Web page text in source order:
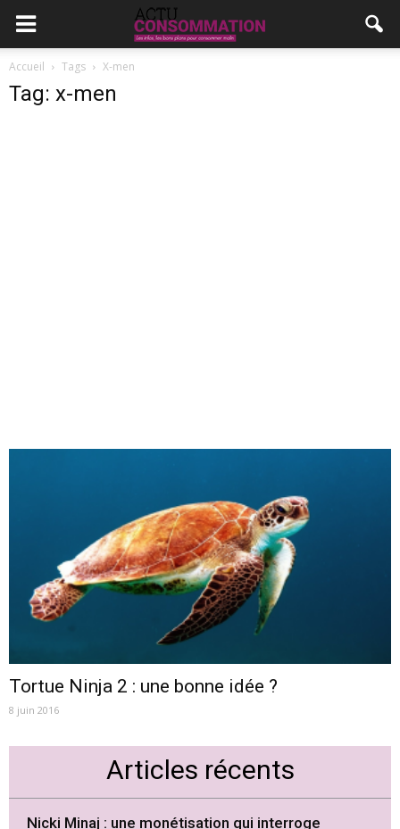
Accueil Tags X-men
Tag: x-men
Tortue Ninja 2 : une bonne idée ?
8 juin 2016
Articles récents
Nicki Minaj : une monétisation qui interroge